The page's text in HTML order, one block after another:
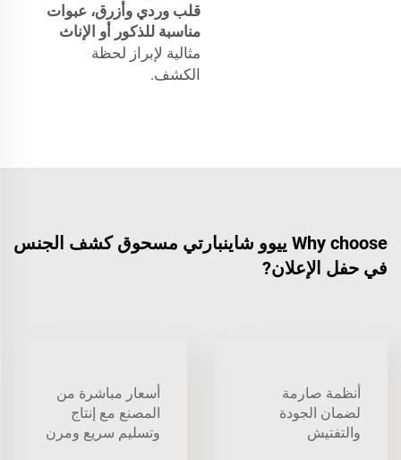
قلب وردي وأزرق، عبوات
مناسبة للذكور أو الإناث
مثالية لإبراز لحظة
الكشف.
Why choose ييوو شاينبارتي مسحوق كشف الجنس
في حفل الإعلان?
أنظمة صارمة
لضمان الجودة
والتفتيش
أسعار مباشرة من
المصنع مع إنتاج
وتسليم سريع ومرن